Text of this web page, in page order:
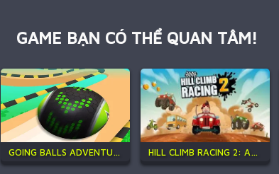
GAME BẠN CÓ THỂ QUAN TÂM!
GOING BALLS ADVENTURE 2 HILL CLIMB RACING 2: ADVENTURE